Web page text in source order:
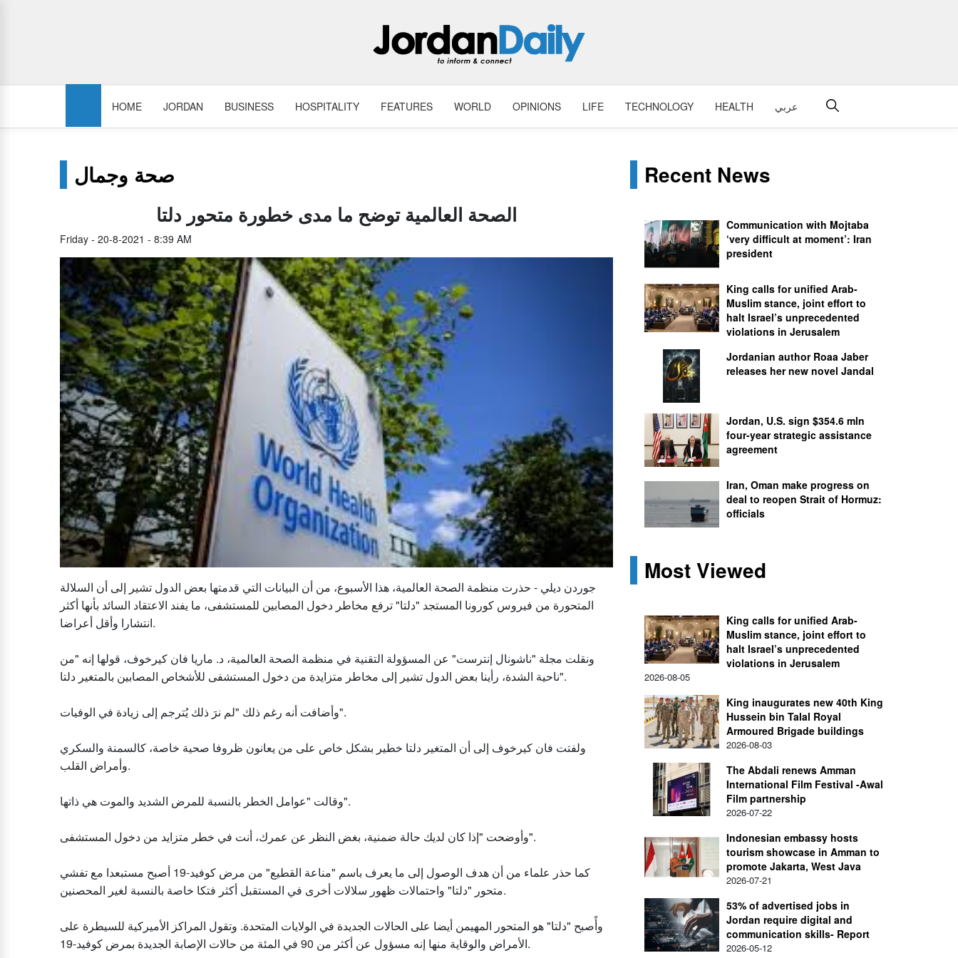
HOME JORDAN BUSINESS HOSPITALITY FEATURES WORLD OPINIONS LIFE TECHNOLOGY HEALTH عربي
صحة وجمال
الصحة العالمية توضح ما مدى خطورة متحور دلتا
Friday - 20-8-2021 - 8:39 AM
جوردن ديلي - حذرت منظمة الصحة العالمية، هذا الأسبوع، من أن البيانات التي قدمتها بعض الدول تشير إلى أن السلالة
المتحورة من فيروس كورونا المستجد "دلتا" ترفع مخاطر دخول المصابين للمستشفى، ما يفند الاعتقاد السائد بأنها أكثر
انتشارا وأقل أعراضا.
ونقلت مجلة "ناشونال إنترست" عن المسؤولة التقنية في منظمة الصحة العالمية، د. ماريا فان كيرخوف، قولها إنه "من
ناحية الشدة، رأينا بعض الدول تشير إلى مخاطر متزايدة من دخول المستشفى للأشخاص المصابين بالمتغير دلتا".
وأضافت أنه رغم ذلك "لم نرَ ذلك يُترجم إلى زيادة في الوفيات".
ولفتت فان كيرخوف إلى أن المتغير دلتا خطير بشكل خاص على من يعانون ظروفا صحية خاصة، كالسمنة والسكري
وأمراض القلب.
وقالت "عوامل الخطر بالنسبة للمرض الشديد والموت هي ذاتها".
وأوضحت "إذا كان لديك حالة ضمنية، بغض النظر عن عمرك، أنت في خطر متزايد من دخول المستشفى".
كما حذر علماء من أن هدف الوصول إلى ما يعرف باسم "مناعة القطيع" من مرض كوفيد-19 أصبح مستبعدا مع تفشي
متحور "دلتا" واحتمالات ظهور سلالات أخرى في المستقبل أكثر فتكا خاصة بالنسبة لغير المحصنين.
وأًصبح "دلتا" هو المتحور المهيمن أيضا على الحالات الجديدة في الولايات المتحدة. وتقول المراكز الأميركية للسيطرة على
الأمراض والوقاية منها إنه مسؤول عن أكثر من 90 في المئة من حالات الإصابة الجديدة بمرض كوفيد-19.
Recent News
Communication with Mojtaba
‘very difficult at moment’: Iran
president
King calls for unified Arab-
Muslim stance, joint effort to
halt Israel’s unprecedented
violations in Jerusalem
Jordanian author Roaa Jaber
releases her new novel Jandal
Jordan, U.S. sign $354.6 mln
four-year strategic assistance
agreement
Iran, Oman make progress on
deal to reopen Strait of Hormuz:
officials
Most Viewed
King calls for unified Arab-
Muslim stance, joint effort to
halt Israel’s unprecedented
violations in Jerusalem
2026-08-05
King inaugurates new 40th King
Hussein bin Talal Royal
Armoured Brigade buildings
2026-08-03
The Abdali renews Amman
International Film Festival -Awal
Film partnership
2026-07-22
Indonesian embassy hosts
tourism showcase in Amman to
promote Jakarta, West Java
2026-07-21
53% of advertised jobs in
Jordan require digital and
communication skills- Report
2026-05-12